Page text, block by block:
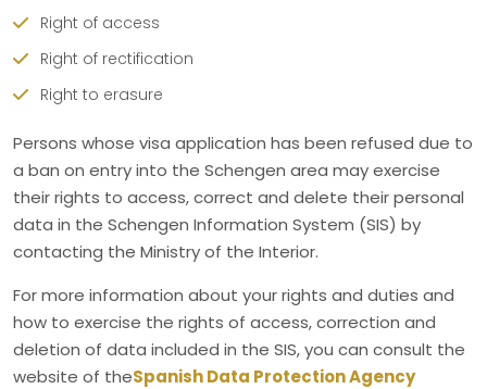
Right of access
Right of rectification
Right to erasure
Persons whose visa application has been refused due to
a ban on entry into the Schengen area may exercise
their rights to access, correct and delete their personal
data in the Schengen Information System (SIS) by
contacting the Ministry of the Interior.
For more information about your rights and duties and
how to exercise the rights of access, correction and
deletion of data included in the SIS, you can consult the
website of theSpanish Data Protection Agency